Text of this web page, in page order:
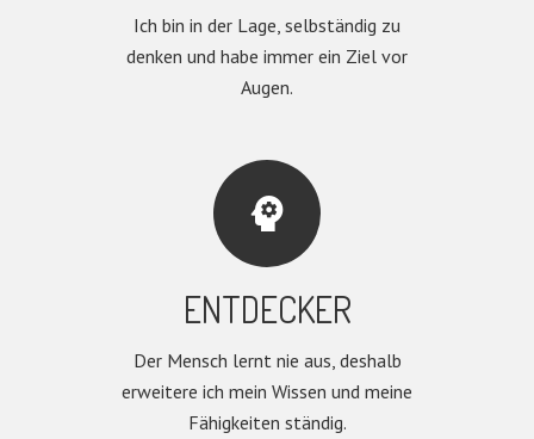
Ich bin in der Lage, selbständig zu
denken und habe immer ein Ziel vor
Augen.
psychology
ENTDECKER
Der Mensch lernt nie aus, deshalb
erweitere ich mein Wissen und meine
Fähigkeiten ständig.